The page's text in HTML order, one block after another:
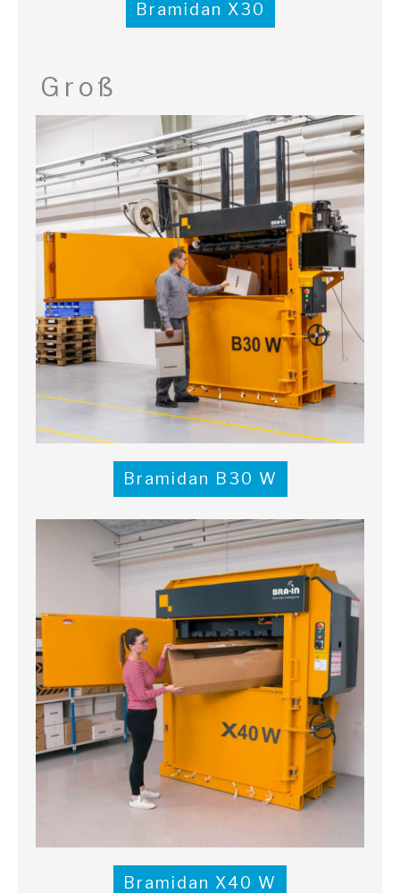
Bramidan X30
Groß
Bramidan B30 W
Bramidan X40 W